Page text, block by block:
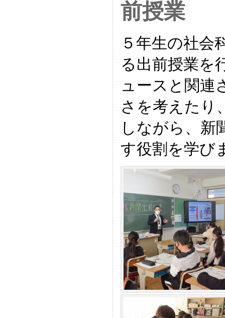
前授業
５年生の社会
る出前授業を
ュースと関連
さを考えたり
しながら、新
す役割を学び